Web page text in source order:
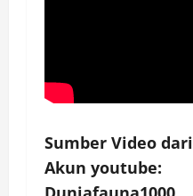
Sumber Video dari
Akun youtube: